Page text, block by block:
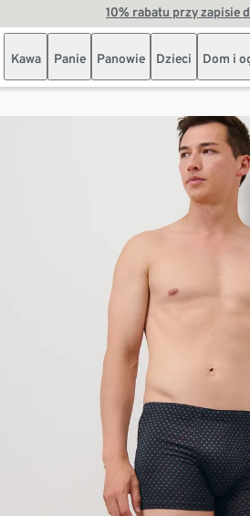
10% rabatu przy zapisie
Kawa Panie Panowie Dzieci Dom i